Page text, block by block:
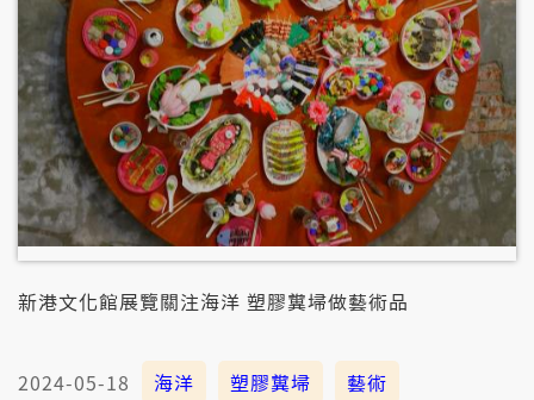
新港文化館展覽關注海洋 塑膠糞埽做藝術品
2024-05-18 海洋 塑膠糞埽 藝術